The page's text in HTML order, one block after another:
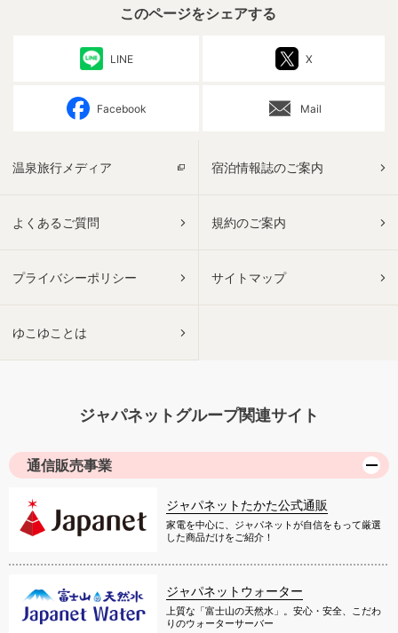
このページをシェアする
LINE X
Facebook Mail
温泉旅行メディア 宿泊情報誌のご案内
よくあるご質問 規約のご案内
プライバシーポリシー サイトマップ
ゆこゆことは
ジャパネットグループ関連サイト
通信販売事業
ジャパネットたかた公式通販
家電を中心に、ジャパネットが自信をもって厳選
した商品だけをご紹介！
ジャパネットウォーター
上質な「富士山の天然水」。安心・安全、こだわ
りのウォーターサーバー